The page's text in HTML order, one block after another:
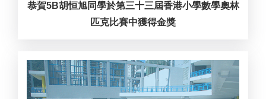
恭賀5B胡恒旭同學於第三十三屆香港小學數學奧林
匹克比賽中獲得金獎